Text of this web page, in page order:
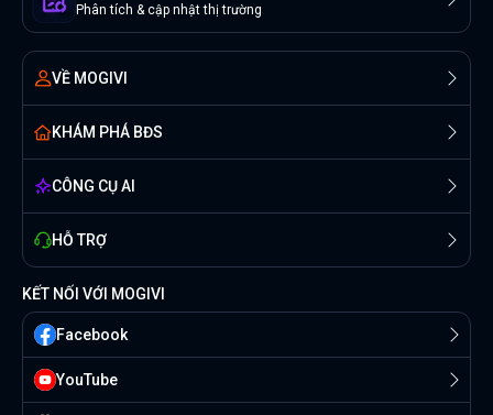
Phân tích & cập nhật thị trường
VỀ MOGIVI
KHÁM PHÁ BĐS
CÔNG CỤ AI
HỖ TRỢ
KẾT NỐI VỚI MOGIVI
Facebook
YouTube